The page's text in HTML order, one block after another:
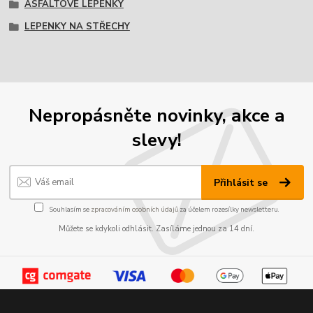
ASFALTOVÉ LEPENKY
LEPENKY NA STŘECHY
Nepropásněte novinky, akce a
slevy!
Přihlásit se
Souhlasím se zpracováním osobních údajůza účelem rozesílky newsletteru.
Můžete se kdykoli odhlásit. Zasíláme jednou za 14 dní.